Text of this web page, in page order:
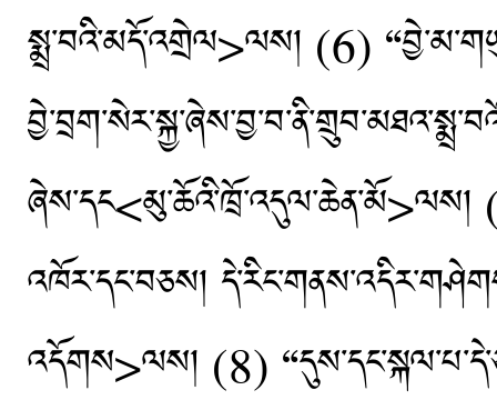
སྨྲ་བའི་མདོ་འགྲེལ>ལས། (6)
ཞེས་དང<མུ་ཆོའི་ཁྲོ་འདུལ་ཆེན་མོ>ལས།
འཁོར་དང་བཅས།
འདོགས>ལས། (8)